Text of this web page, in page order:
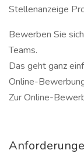
Stellenanzeige
Bewerben Sie
Teams.
Das geht ganz
Online-
Zur Online-